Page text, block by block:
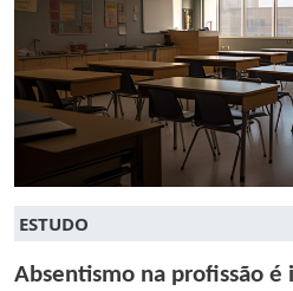
ESTUDO
Absentismo na profissão